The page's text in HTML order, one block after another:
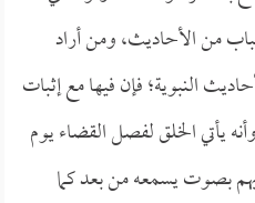
من الأحاديث، ومن أراد
النبوية؛ فإن فيها مع إثبات
يأتي الخلق لفصل القضاء يوم
بصوت يسمعه من بعد كما